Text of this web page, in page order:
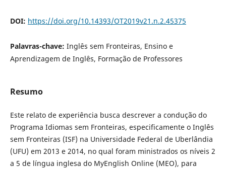
DOI: https://doi.org/10.14393/OT2019v21.n.2.45375
Palavras-chave: Inglês sem Fronteiras, Ensino e
Aprendizagem de Inglês, Formação de Professores
Resumo
Este relato de experiência busca descrever a condução do
Programa Idiomas sem Fronteiras, especificamente o Inglês
sem Fronteiras (ISF) na Universidade Federal de Uberlândia
(UFU) em 2013 e 2014, no qual foram ministrados os níveis 2
a 5 de língua inglesa do MyEnglish Online (MEO), para